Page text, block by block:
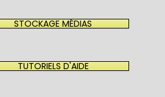
STOCKAGE MÉDIAS
TUTORIELS D'AIDE